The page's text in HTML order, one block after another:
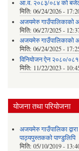
आ.व. २०८३/०८४ को
मिति: 06/24/2026 -
अजयमेरु गाउँपालिकाको
मिति: 06/27/2025 -
अजयमेरु गाउँपालिकाको
मिति: 06/24/2025 -
विनियोजन ऐन २०८०/०८१
मिति: 11/22/2023 -
योजना तथा परियोजना
अजयमेरु गाउँपालिका
पाठ्यपुस्तकको पाण्डुलिपि
मिति: 05/10/2019 -